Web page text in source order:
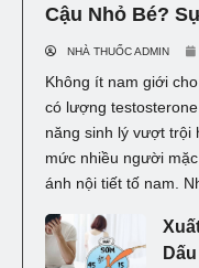
Cậu Nhỏ Bé?
NHÀ THUỐC ADMIN
Không ít nam giới
có lượng
năng sinh lý vượt trội
mức nhiều người
ánh nội tiết tố nam.